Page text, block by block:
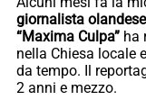
giornalista
“Maxima Culpa” ha
nella Chiesa locale
da tempo. Il
2 anni e mezzo.